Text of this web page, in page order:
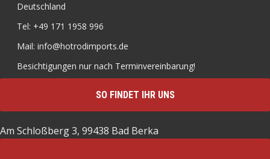
Deutschland
Tel: +49 171 1958 996
Mail: info@hotrodimports.de
Besichtigungen nur nach Terminvereinbarung!
SO FINDET IHR UNS
Am Schloßberg 3, 99438 Bad Berka